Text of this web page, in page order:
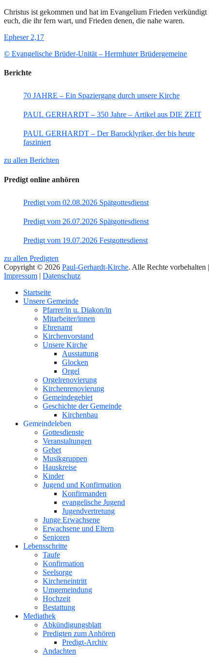
Christus ist gekommen und hat im Evangelium Frieden verkündigt
euch, die ihr fern wart, und Frieden denen, die nahe waren.
Epheser 2,17
© Evangelische Brüder-Unität – Herrnhuter Brüdergemeine
Berichte
70 JAHRE – Ein Spaziergang durch unsere Kirche
PAUL GERHARDT – 350 Jahre – Artikel aus DIE ZEIT
PAUL GERHARDT – Der Barocklyriker, der bis heute
fasziniert
zu allen Berichten
Predigt online anhören
Predigt vom 02.08.2026 Spätgottesdienst
Predigt vom 26.07.2026 Spätgottesdienst
Predigt vom 19.07.2026 Festgottesdienst
zu allen Predigten
Copyright © 2026 Paul-Gerhardt-Kirche. Alle Rechte vorbehalten |
Impressum | Datenschutz
oben
Startseite
Unsere Gemeinde
Pfarrer/in u. Diakon/in
Mitarbeiter/innen
Ehrenamt
Kirchenvorstand
Unsere Kirche
Ausstattung
Glocken
Orgel
Orgelrenovierung
Kirchenrenovierung
Gemeindegebiet
Geschichte der Gemeinde
Kirchenbau
Gemeindeleben
Gottesdienste
Veranstaltungen
Gebet
Musikgruppen
Hauskreise
Kinder
Jugend und Konfirmation
Konfirmanden
evangelische Jugend
Jugendvertretung
Junge Erwachsene
Erwachsene und Eltern
Senioren
Lebensschritte
Taufe
Konfirmation
Seelsorge
Kircheneintritt
Umgemeindung
Hochzeit
Bestattung
Mediathek
Abkündigungsblatt
Predigten zum Anhören
Predigt-Archiv
Andachten